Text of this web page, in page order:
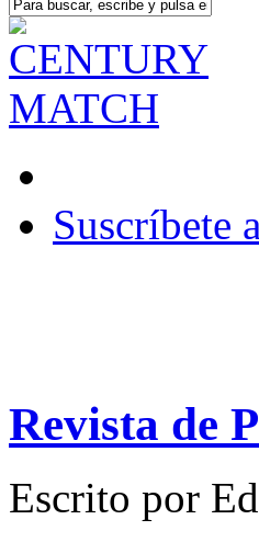
Suscríbete
Revista de
Escrito por